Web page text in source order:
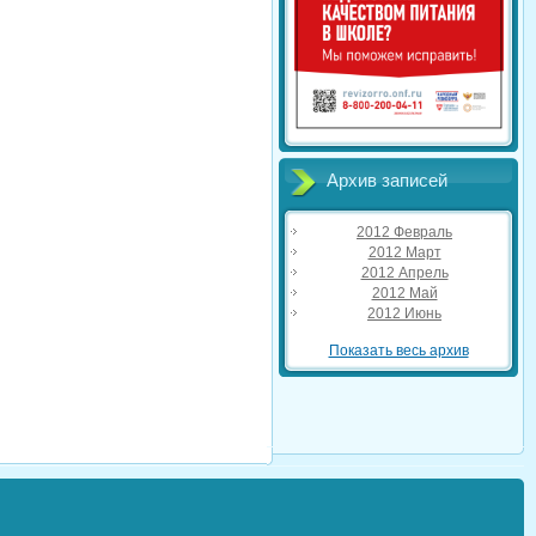
Архив записей
2012 Февраль
2012 Март
2012 Апрель
2012 Май
2012 Июнь
Показать весь архив